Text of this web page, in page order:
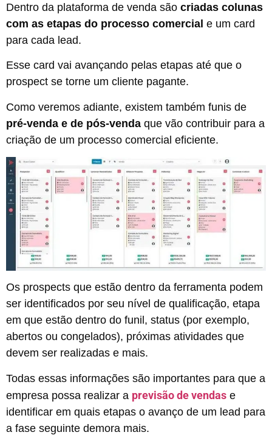
Dentro da plataforma de venda são criadas colunas
com as etapas do processo comercial e um card
para cada lead.
Esse card vai avançando pelas etapas até que o
prospect se torne um cliente pagante.
Como veremos adiante, existem também funis de
pré-venda e de pós-venda que vão contribuir para a
criação de um processo comercial eficiente.
Os prospects que estão dentro da ferramenta podem
ser identificados por seu nível de qualificação, etapa
em que estão dentro do funil, status (por exemplo,
abertos ou congelados), próximas atividades que
devem ser realizadas e mais.
Todas essas informações são importantes para que a
empresa possa realizar a previsão de vendas e
identificar em quais etapas o avanço de um lead para
a fase seguinte demora mais.